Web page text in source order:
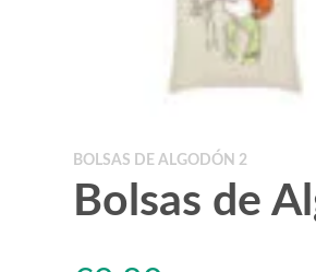
BOLSAS DE ALGODÓN 2
Bolsas de